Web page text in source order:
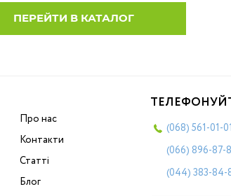
ПЕРЕЙТИ В КАТАЛОГ
Про нас
Контакти
Статті
Блог
(068) 561-01-
(066) 896-87-
(044) 383-84-